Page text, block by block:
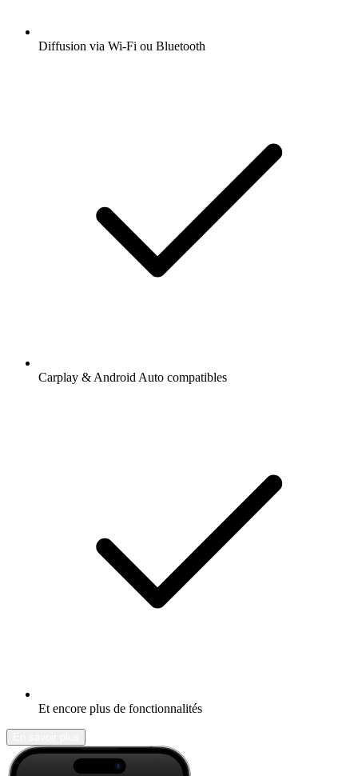
Diffusion via Wi-Fi ou Bluetooth
Carplay & Android Auto compatibles
Et encore plus de fonctionnalités